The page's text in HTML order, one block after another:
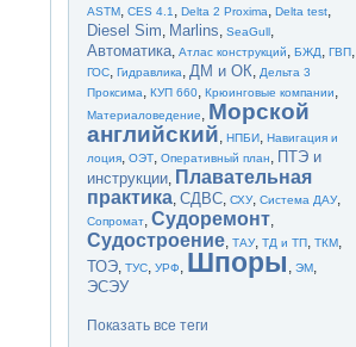
ASTM,CES 4.1 ,Delta 2 Proxima,Delta test,
Diesel Sim, Marlins,SeaGull,
Автоматика,Атлас конструкций,БЖД,ГВП,
ГОС,Гидравлика,ДМ и ОК,Дельта 3
Проксима,КУП 660,Крюинговые компании,
Материаловедение, Морской
английский,НПБИ,Навигация и
лоция,ОЭТ,Оперативный план, ПТЭ и
инструкции, Плавательная
практика,СДВС,СХУ,Система ДАУ,
Сопромат,Судоремонт,
Судостроение,ТАУ,ТД и ТП,ТКМ,
ТОЭ,ТУС,УРФ, Шпоры ,ЭМ,
ЭСЭУ
Показать все теги